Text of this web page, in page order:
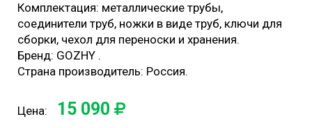
Комплектация: металлические трубы,
соединители труб, ножки в виде труб, ключи для
сборки, чехол для переноски и хранения.
Бренд: GOZHY .
Страна производитель: Россия.
Цена: 15 090